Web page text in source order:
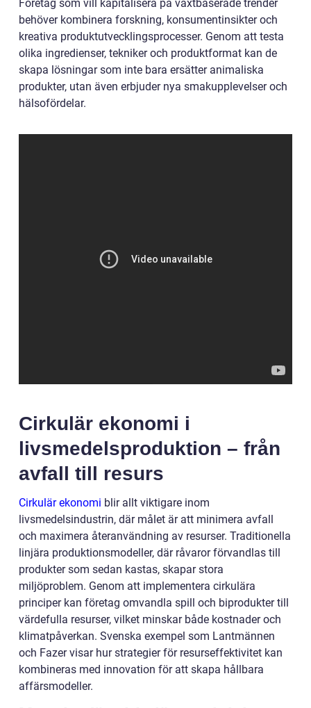
Företag som vill kapitalisera på växtbaserade trender
behöver kombinera forskning, konsumentinsikter och
kreativa produktutvecklingsprocesser. Genom att testa
olika ingredienser, tekniker och produktformat kan de
skapa lösningar som inte bara ersätter animaliska
produkter, utan även erbjuder nya smakupplevelser och
hälsofördelar.
Cirkulär ekonomi i
livsmedelsproduktion – från
avfall till resurs
Cirkulär ekonomi blir allt viktigare inom
livsmedelsindustrin, där målet är att minimera avfall
och maximera återanvändning av resurser. Traditionella
linjära produktionsmodeller, där råvaror förvandlas till
produkter som sedan kastas, skapar stora
miljöproblem. Genom att implementera cirkulära
principer kan företag omvandla spill och biprodukter till
värdefulla resurser, vilket minskar både kostnader och
klimatpåverkan. Svenska exempel som Lantmännen
och Fazer visar hur strategier för resurseffektivitet kan
kombineras med innovation för att skapa hållbara
affärsmodeller.